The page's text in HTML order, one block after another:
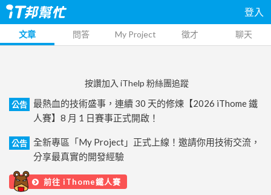
登入
文章 問答 My Project 徵才 聊天
按讚加入 iThelp 粉絲團追蹤
公告
最熱血的技術盛事，連續 30 天的修煉【2026 iThome 鐵
人賽】8 月 1 日賽事正式開啟！
公告
全新專區「My Project」正式上線！邀請你用技術交流，
分享最真實的開發經驗
前往 iThome鐵人賽